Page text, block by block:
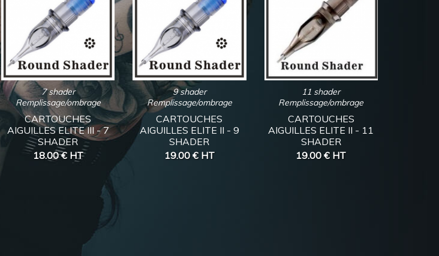
7 shader
Remplissage/ombrage
CARTOUCHES
AIGUILLES ELITE III - 7
SHADER
18.00 € HT
9 shader
Remplissage/ombrage
CARTOUCHES
AIGUILLES ELITE II - 9
SHADER
19.00 € HT
11 shader
Remplissage/ombrage
CARTOUCHES
AIGUILLES ELITE II - 11
SHADER
19.00 € HT